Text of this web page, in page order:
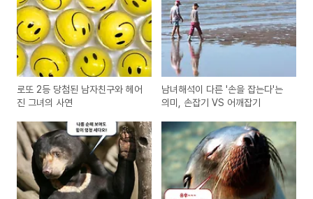
로또 2등 당첨된 남자친구와 헤어
진 그녀의 사연
남녀해석이 다른 '손을 잡는다'는
의미, 손잡기 VS 어깨잡기